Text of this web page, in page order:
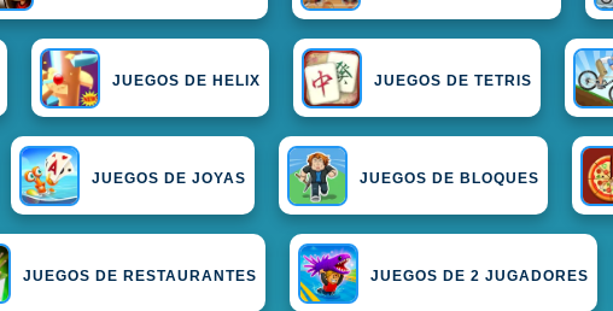
JUEGOS DE HELIX JUEGOS DE TETRIS
JUEGOS DE JOYAS JUEGOS DE BLOQUES
JUEGOS DE RESTAURANTES JUEGOS DE 2 JUGADORES